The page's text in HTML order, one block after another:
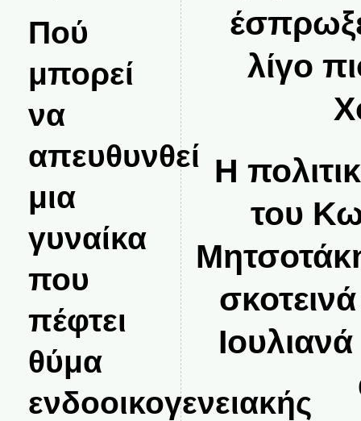
Πού
μπορεί
να
απευθυνθεί
μια
γυναίκα
που
πέφτει
θύμα
ενδοοικογενειακής
λίγο
Η
του